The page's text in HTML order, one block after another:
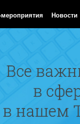
мероприятия Новости